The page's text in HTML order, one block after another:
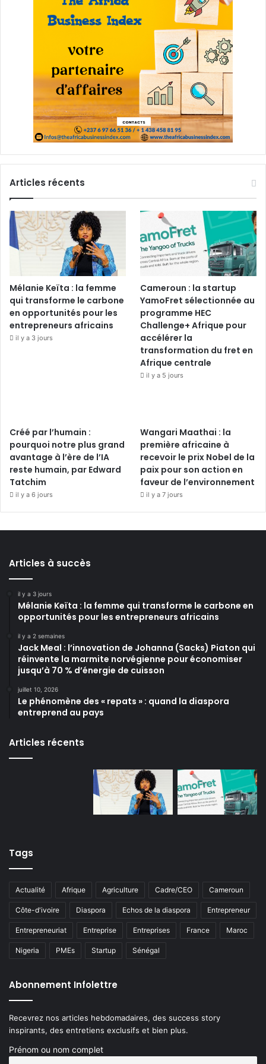
Articles récents
Mélanie Keïta : la femme
qui transforme le carbone
en opportunités pour les
entrepreneurs africains
il y a 3 jours
Cameroun : la startup
YamoFret sélectionnée au
programme HEC
Challenge+ Afrique pour
accélérer la
transformation du fret en
Afrique centrale
il y a 5 jours
Créé par l’humain :
pourquoi notre plus grand
avantage à l’ère de l’IA
reste humain, par Edward
Tatchim
il y a 6 jours
Wangari Maathai : la
première africaine à
recevoir le prix Nobel de la
paix pour son action en
faveur de l’environnement
il y a 7 jours
Articles à succès
il y a 3 jours
Mélanie Keïta : la femme qui transforme le carbone en
opportunités pour les entrepreneurs africains
il y a 2 semaines
Jack Meal : l’innovation de Johanna (Sacks) Piaton qui
réinvente la marmite norvégienne pour économiser
jusqu’à 70 % d’énergie de cuisson
juillet 10, 2026
Le phénomène des « repats » : quand la diaspora
entreprend au pays
Articles récents
Tags
Actualité Afrique Agriculture Cadre/CEO Cameroun
Côte-d'ivoire Diaspora Echos de la diaspora Entrepreneur
Entrepreneuriat Entreprise Entreprises France Maroc
Nigeria PMEs Startup Sénégal
Abonnement Infolettre
Recevrez nos articles hebdomadaires, des success story
inspirants, des entretiens exclusifs et bien plus.
Prénom ou nom complet